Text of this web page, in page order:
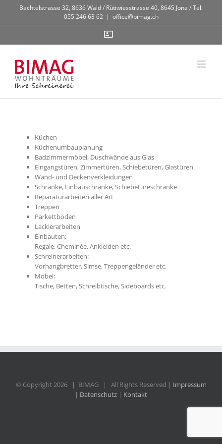
springen
Bachtelstrasse 32, 8636 Wald / Rütiwiesstrasse 40, 8645 Jona / Tel.
055 246 63 62 | office@bimag.ch
Contact
Küchen
Küchenumbauplanung
Badzimmermöbel, Duschwände aus Glas
Eingangstüren, Zimmertüren, Schiebetüren, Glastüren
Wand- und Deckenverkleidungen
Schränke, Einbauschränke, Schiebetüreschränke
Reparaturarbeiten aller Art
Treppen
Parkettböden
Lackierarbeiten
Einbauten:
Regale, Cheminée, Ankleiden etc.
Schreinerarbeiten:
Vorhangbretter, Simse, Treppengeländer etc.
Möbel:
Tische, Betten, Schreibtische, Sideboards etc.
© Copyright 2026 | BIMAG | All Rights Reserved | Impressum
| Datenschutz | Kontakt